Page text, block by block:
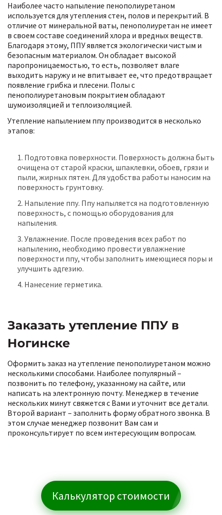
Наиболее часто напыление пенополиуретаном
используется для утепления стен, полов и перекрытий. В
отличие от минеральной ваты, пенополиуретан не имеет
в своем составе соединений хлора и вредных веществ.
Благодаря этому, ППУ является экологически чистым и
безопасным материалом. Он обладает высокой
паропроницаемостью, то есть, позволяет влаге
выходить наружу и не впитывает ее, что предотвращает
появление грибка и плесени. Полы с
пенополиуретановым покрытием обладают
шумоизоляцией и теплоизоляцией.
Утепление напылением ппу производится в несколько
этапов:
Подготовка поверхности. Поверхность должна быть
очищена от старой краски, шпаклевки, обоев, грязи и
пыли, жирных пятен. Для удобства работы наносим на
поверхность грунтовку.
Напыление ппу. Ппу напыляется на подготовленную
поверхность, с помощью оборудования для
напыления.
Увлажнение. После проведения всех работ по
напылению, необходимо провести увлажнение
поверхности ппу, чтобы заполнить имеющиеся поры и
улучшить адгезию.
Нанесение герметика.
Заказать утепление ППУ в
Ногинске
Оформить заказ на утепление пенополиуретаном можно
несколькими способами. Наиболее популярный –
позвонить по телефону, указанному на сайте, или
написать на электронную почту. Менеджер в течение
нескольких минут свяжется с Вами и уточнит все детали.
Второй вариант – заполнить форму обратного звонка. В
этом случае менеджер позвонит Вам сам и
проконсультирует по всем интересующим вопросам.
Калькулятор стоимости